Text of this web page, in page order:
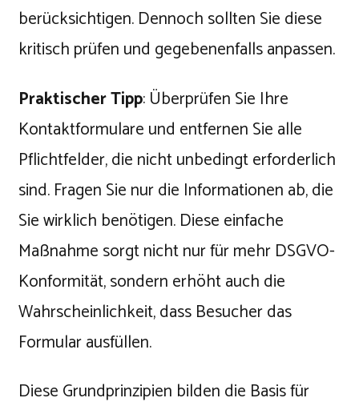
berücksichtigen. Dennoch sollten Sie diese
kritisch prüfen und gegebenenfalls anpassen.
Praktischer Tipp: Überprüfen Sie Ihre
Kontaktformulare und entfernen Sie alle
Pflichtfelder, die nicht unbedingt erforderlich
sind. Fragen Sie nur die Informationen ab, die
Sie wirklich benötigen. Diese einfache
Maßnahme sorgt nicht nur für mehr DSGVO-
Konformität, sondern erhöht auch die
Wahrscheinlichkeit, dass Besucher das
Formular ausfüllen.
Diese Grundprinzipien bilden die Basis für